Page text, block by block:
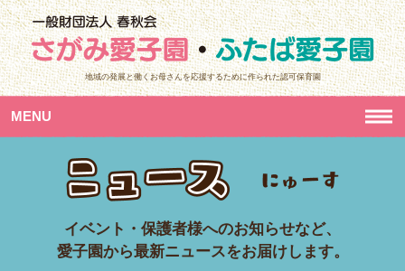
地域の発展と働くお母さんを応援するために作られた認可保育園
MENU
イベント・保護者様へのお知らせなど、
愛子園から最新ニュースをお届けします。